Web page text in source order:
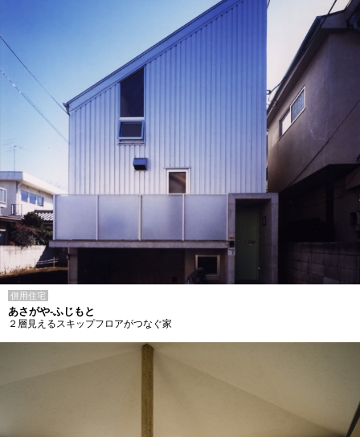
併用住宅
あさがや-ふじもと
２層見えるスキップフロアがつなぐ家